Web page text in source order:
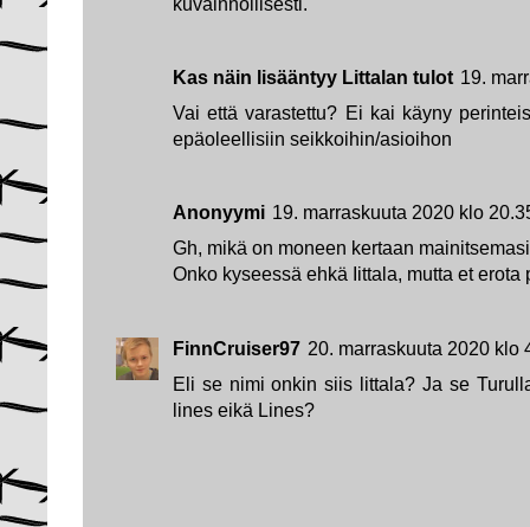
Kas näin lisääntyy Littalan tulot 19.
Vai että varastettu? Ei kai käyny
epäoleellisiin seikkoihin/asioihon
Anonyymi 19. marraskuuta 2020 klo
Gh, mikä on moneen kertaan
Onko kyseessä ehkä Iittala, mutta et
FinnCruiser97 20. marraskuuta 2020 klo
Eli se nimi onkin siis littala? Ja se
lines eikä Lines?